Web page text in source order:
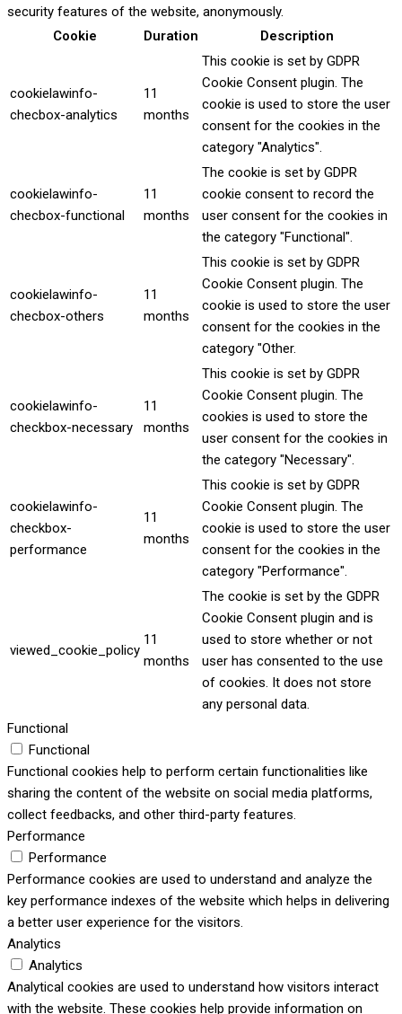
security features of the website, anonymously.
Cookie
Duration Description
cookielawinfo-
checbox-analytics
11
months
This cookie is set by GDPR
Cookie Consent plugin. The
cookie is used to store the user
consent for the cookies in the
category "Analytics".
cookielawinfo-
checbox-functional
11
months
The cookie is set by GDPR
cookie consent to record the
user consent for the cookies in
the category "Functional".
cookielawinfo-
checbox-others
11
months
This cookie is set by GDPR
Cookie Consent plugin. The
cookie is used to store the user
consent for the cookies in the
category "Other.
cookielawinfo-
checkbox-necessary
11
months
This cookie is set by GDPR
Cookie Consent plugin. The
cookies is used to store the
user consent for the cookies in
the category "Necessary".
cookielawinfo-
checkbox-
performance
11
months
This cookie is set by GDPR
Cookie Consent plugin. The
cookie is used to store the user
consent for the cookies in the
category "Performance".
viewed_cookie_policy
11
months
The cookie is set by the GDPR
Cookie Consent plugin and is
used to store whether or not
user has consented to the use
of cookies. It does not store
any personal data.
Functional
Functional
Functional cookies help to perform certain functionalities like
sharing the content of the website on social media platforms,
collect feedbacks, and other third-party features.
Performance
Performance
Performance cookies are used to understand and analyze the
key performance indexes of the website which helps in delivering
a better user experience for the visitors.
Analytics
Analytics
Analytical cookies are used to understand how visitors interact
with the website. These cookies help provide information on